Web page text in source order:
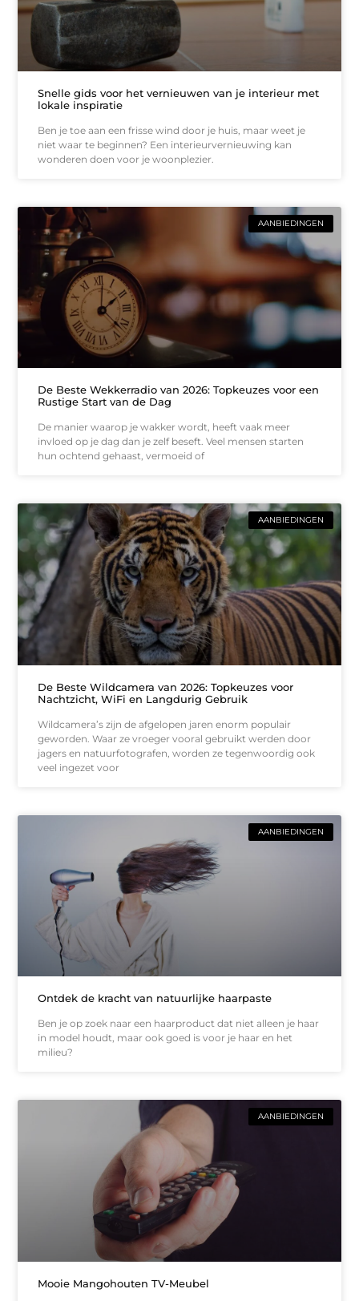
Snelle gids voor het vernieuwen van je interieur met
lokale inspiratie
Ben je toe aan een frisse wind door je huis, maar weet je
niet waar te beginnen? Een interieurvernieuwing kan
wonderen doen voor je woonplezier.
AANBIEDINGEN
De Beste Wekkerradio van 2026: Topkeuzes voor een
Rustige Start van de Dag
De manier waarop je wakker wordt, heeft vaak meer
invloed op je dag dan je zelf beseft. Veel mensen starten
hun ochtend gehaast, vermoeid of
AANBIEDINGEN
De Beste Wildcamera van 2026: Topkeuzes voor
Nachtzicht, WiFi en Langdurig Gebruik
Wildcamera’s zijn de afgelopen jaren enorm populair
geworden. Waar ze vroeger vooral gebruikt werden door
jagers en natuurfotografen, worden ze tegenwoordig ook
veel ingezet voor
AANBIEDINGEN
Ontdek de kracht van natuurlijke haarpaste
Ben je op zoek naar een haarproduct dat niet alleen je haar
in model houdt, maar ook goed is voor je haar en het
milieu?
AANBIEDINGEN
Mooie Mangohouten TV-Meubel